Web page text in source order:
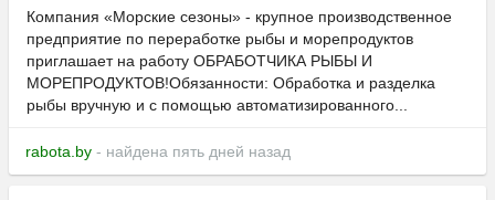
Компания «Морские сезоны» - крупное производственное
предприятие по переработке рыбы и морепродуктов
приглашает на работу ОБРАБОТЧИКА РЫБЫ И
МОРЕПРОДУКТОВ!Обязанности: Обработка и разделка
рыбы вручную и с помощью автоматизированного...
rabota.by - найдена пять дней назад